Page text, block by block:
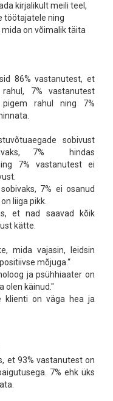
kirjalikult meili teel,
töötajatele ning
on võimalik täita
86% vastanutest, et
7% vastanutest
rahul ning 7%
sobivust
7% hindas
7% vastanutest ei
7% ei osanud
liiga pikk.
et nad saavad kõik
kätte.
mida vajasin, leidsin
mõjuga.“
ja psühhiaater on
olen käinud."
klienti on väga hea ja
et 93% vastanutest on
7% ehk üks